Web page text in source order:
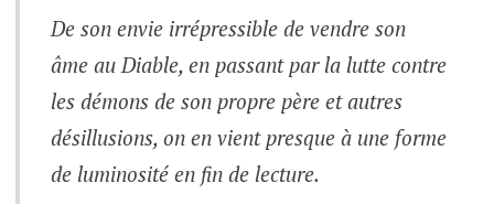
De son envie irrépressible de vendre son
âme au Diable, en passant par la lutte contre
les démons de son propre père et autres
désillusions, on en vient presque à une forme
de luminosité en fin de lecture.